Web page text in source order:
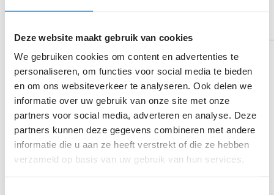
Deze website maakt gebruik van cookies
We gebruiken cookies om content en advertenties te
personaliseren, om functies voor social media te bieden
en om ons websiteverkeer te analyseren. Ook delen we
informatie over uw gebruik van onze site met onze
partners voor social media, adverteren en analyse. Deze
partners kunnen deze gegevens combineren met andere
informatie die u aan ze heeft verstrekt of die ze hebben
verzameld op basis van uw gebruik van hun services.
Johanniter Nederland zet zich in voor diegenen die
door ziekte, ouderdom, een beperking of sociaal
isolement minder vanzelfsprekend kunnen
meedoen in de samenleving. We nemen praktisch
drempels weg, zorgen voor plezierige momenten
en creëren een breed scala aan ontmoetingen.
Hiermee verrijken we het leven van alle